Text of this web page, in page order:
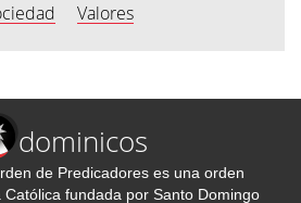
Valores
dominicos
de Predicadores es una orden
fundada por Santo Domingo